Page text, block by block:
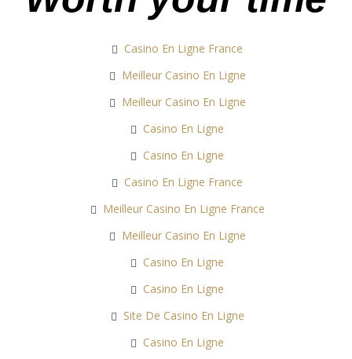
Casino En Ligne France
Meilleur Casino En Ligne
Meilleur Casino En Ligne
Casino En Ligne
Casino En Ligne
Casino En Ligne France
Meilleur Casino En Ligne France
Meilleur Casino En Ligne
Casino En Ligne
Casino En Ligne
Site De Casino En Ligne
Casino En Ligne